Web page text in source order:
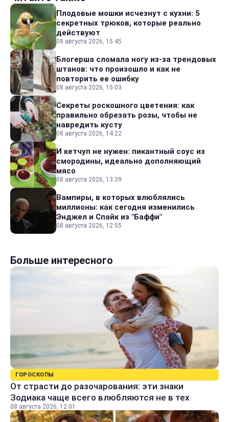
Плодовые мошки исчезнут с кухни: 5
секретных трюков, которые реально
действуют
08 августа 2026, 15:45
Блогерша сломала ногу из-за трендовых
штанов: что произошло и как не
повторить ее ошибку
08 августа 2026, 15:03
Секреты роскошного цветения: как
правильно обрезать розы, чтобы не
навредить кусту
08 августа 2026, 14:22
И кетчуп не нужен: пикантный соус из
смородины, идеально дополняющий
мясо
08 августа 2026, 13:39
Вампиры, в которых влюблялись
миллионы: как сегодня изменились
Энджел и Спайк из "Баффи"
08 августа 2026, 12:55
Больше интересного
ГОРОСКОПЫ
От страсти до разочарования: эти знаки
Зодиака чаще всего влюбляются не в тех
08 августа 2026, 12:01